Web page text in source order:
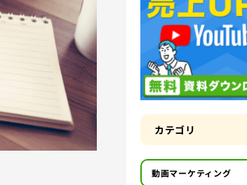
カテゴリ
動画マーケティング